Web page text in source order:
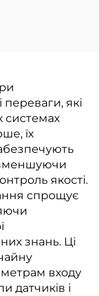
які
системах
їх
зменшуючи
якості.
спрощує
знань. Ці
входу
датчиків і